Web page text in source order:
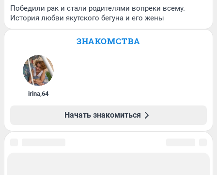
Победили рак и стали родителями вопреки всему.
История любви якутского бегуна и его жены
ЗНАКОМСТВА
irina,64
Начать знакомиться